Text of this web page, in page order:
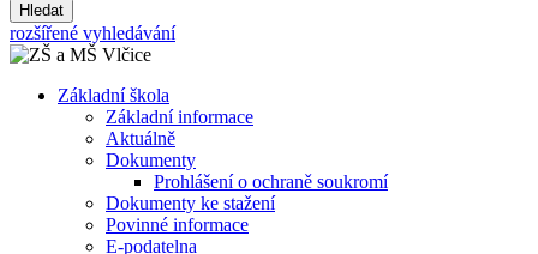
Hledat
rozšířené vyhledávání
Základní škola
Základní informace
Aktuálně
Dokumenty
Prohlášení o ochraně soukromí
Dokumenty ke stažení
Povinné informace
E-podatelna